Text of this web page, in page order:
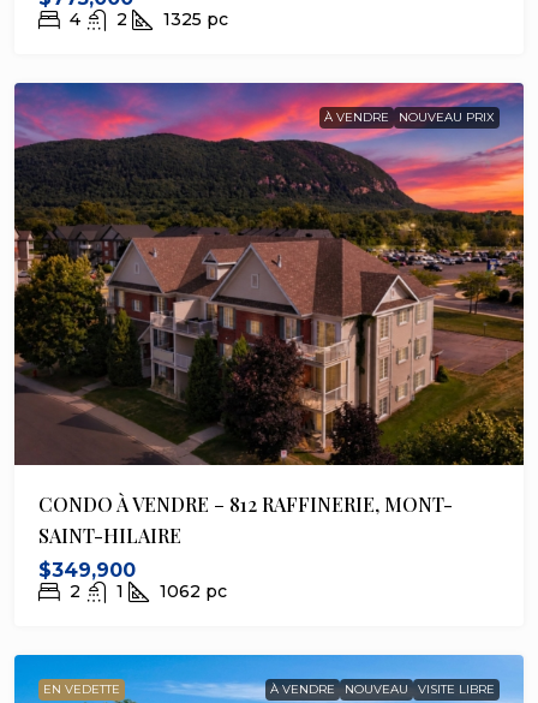
4 2 1325 pc
À VENDRE NOUVEAU PRIX
CONDO À VENDRE – 812 RAFFINERIE, MONT-
SAINT-HILAIRE
$349,900
2 1 1062 pc
EN VEDETTE À VENDRE NOUVEAU VISITE LIBRE